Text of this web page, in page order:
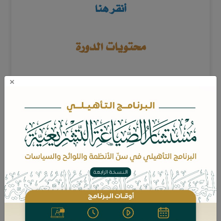
أنقر هنا
محتويات الدورة
البرنامج التأهيلي: فقه المالية الإسلامية وتسوية المنازعات
(زمالة المستشار الشرعي) "النسخة الحادية عشرة"
2950 ريال
بيانات الدورة
×